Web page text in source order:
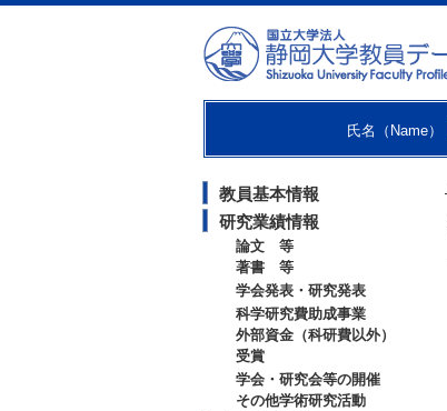
氏名（Name）
教員基本情報
研究業績情報
論文 等
著書 等
学会発表・研究発表
科学研究費助成事業
外部資金（科研費以外）
受賞
学会・研究会等の開催
その他学術研究活動